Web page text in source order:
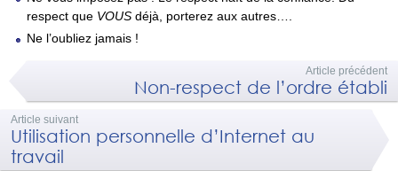
respect que VOUS déjà, porterez aux autres….
Ne l’oubliez jamais !
Article précédent
Non-respect de l’ordre établi
Article suivant
Utilisation personnelle d’Internet au
travail